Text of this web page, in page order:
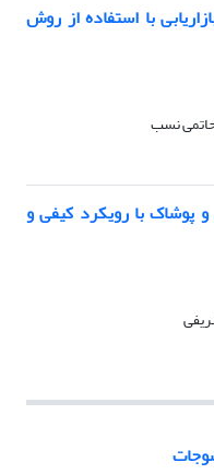
با استفاده از روش
نسب
پوشاک با رویکرد کیفی و